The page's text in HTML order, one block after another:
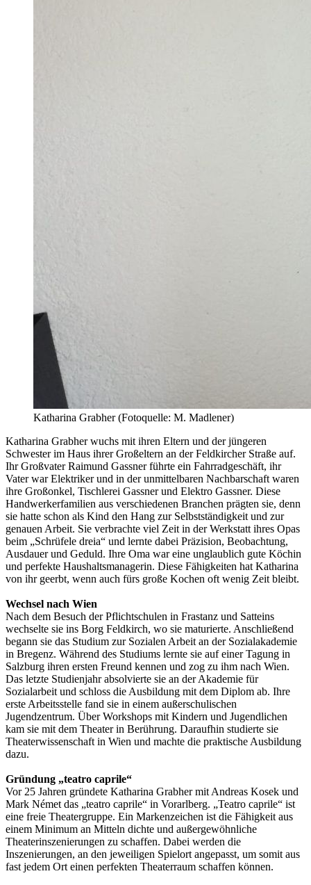
Katharina Grabher (Fotoquelle: M. Madlener)
Katharina Grabher wuchs mit ihren Eltern und der jüngeren
Schwester im Haus ihrer Großeltern an der Feldkircher Straße auf.
Ihr Großvater Raimund Gassner führte ein Fahrradgeschäft, ihr
Vater war Elektriker und in der unmittelbaren Nachbarschaft waren
ihre Großonkel, Tischlerei Gassner und Elektro Gassner. Diese
Handwerkerfamilien aus verschiedenen Branchen prägten sie, denn
sie hatte schon als Kind den Hang zur Selbstständigkeit und zur
genauen Arbeit. Sie verbrachte viel Zeit in der Werkstatt ihres Opas
beim „Schrüfele dreia“ und lernte dabei Präzision, Beobachtung,
Ausdauer und Geduld. Ihre Oma war eine unglaublich gute Köchin
und perfekte Haushaltsmanagerin. Diese Fähigkeiten hat Katharina
von ihr geerbt, wenn auch fürs große Kochen oft wenig Zeit bleibt.
Wechsel nach Wien
Nach dem Besuch der Pflichtschulen in Frastanz und Satteins
wechselte sie ins Borg Feldkirch, wo sie maturierte. Anschließend
begann sie das Studium zur Sozialen Arbeit an der Sozialakademie
in Bregenz. Während des Studiums lernte sie auf einer Tagung in
Salzburg ihren ersten Freund kennen und zog zu ihm nach Wien.
Das letzte Studienjahr absolvierte sie an der Akademie für
Sozialarbeit und schloss die Ausbildung mit dem Diplom ab. Ihre
erste Arbeitsstelle fand sie in einem außerschulischen
Jugendzentrum. Über Workshops mit Kindern und Jugendlichen
kam sie mit dem Theater in Berührung. Daraufhin studierte sie
Theaterwissenschaft in Wien und machte die praktische Ausbildung
dazu.
Gründung „teatro caprile“
Vor 25 Jahren gründete Katharina Grabher mit Andreas Kosek und
Mark Német das „teatro caprile“ in Vorarlberg. „Teatro caprile“ ist
eine freie Theatergruppe. Ein Markenzeichen ist die Fähigkeit aus
einem Minimum an Mitteln dichte und außergewöhnliche
Theaterinszenierungen zu schaffen. Dabei werden die
Inszenierungen, an den jeweiligen Spielort angepasst, um somit aus
fast jedem Ort einen perfekten Theaterraum schaffen können.